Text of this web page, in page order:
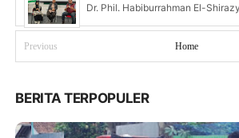
Dr. Phil. Habiburrahman El-
Previous Home
BERITA TERPOPULER